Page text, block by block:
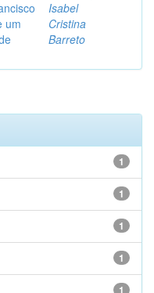
um
Isabel
Cristina
Barreto
1
1
1
1
1